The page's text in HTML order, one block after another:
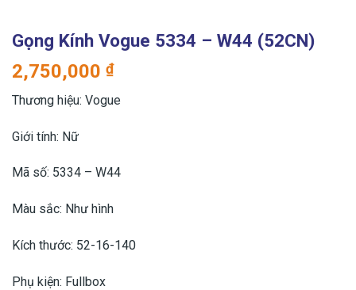
Gọng Kính Vogue 5334 – W44 (52CN)
2,750,000 ₫
Thương hiệu: Vogue
Giới tính: Nữ
Mã số: 5334 – W44
Màu sắc: Như hình
Kích thước: 52-16-140
Phụ kiện: Fullbox